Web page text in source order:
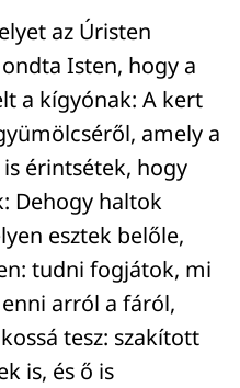
az Úristen
Isten, hogy a
a kígyónak: A kert
amely a
érintsétek, hogy
Dehogy haltok
esztek belőle,
tudni fogjátok, mi
arról a fáról,
tesz: szakított
is, és ő is